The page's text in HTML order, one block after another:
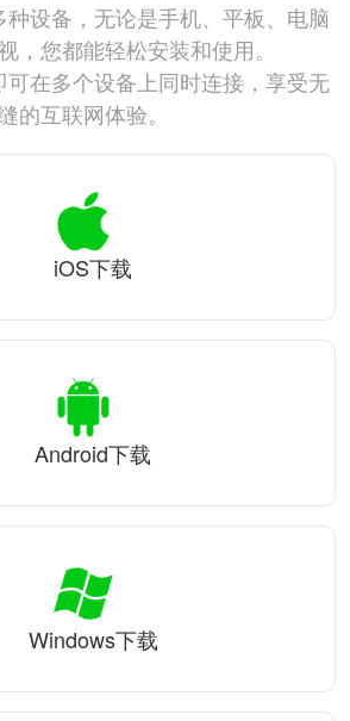
设备，无论是手机、平板、电脑
，您都能轻松安装和使用。
在多个设备上同时连接，享受无
的互联网体验。
iOS下载
Android下载
Windows下载